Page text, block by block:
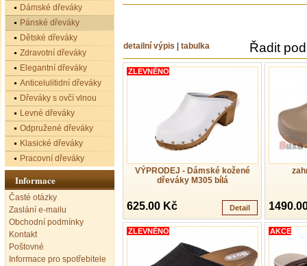
detailní výpis tabulka Řadit
VÝPRODEJ - Dámské kožené
dřeváky M305 bílá
ZLEVNĚNO
625.00 Kč Detail
ZLEVNĚNO AKCE
Dámské dřeváky
Pánské dřeváky
Dětské dřeváky
Zdravotní dřeváky
Elegantní dřeváky
Anticelulitidní dřeváky
Dřeváky s ovčí vlnou
Levné dřeváky
Odpružené dřeváky
Klasické dřeváky
Pracovní dřeváky
Informace
Časté otázky
Zaslání e-mailu
Obchodní podmínky
Kontakt
Poštovné
Informace pro spotřebitele